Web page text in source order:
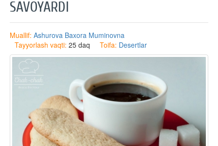
SAVOYARDI
Muallif: Ashurova Baxora Muminovna
Tayyorlash vaqti: 25 daq Toifa: Desertlar